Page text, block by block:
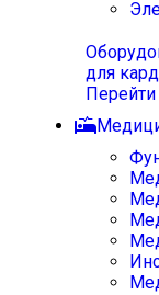
для
Перейти